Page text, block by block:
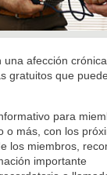
una afección
gratuitos que
para
o más, con los
los miembros,
importante